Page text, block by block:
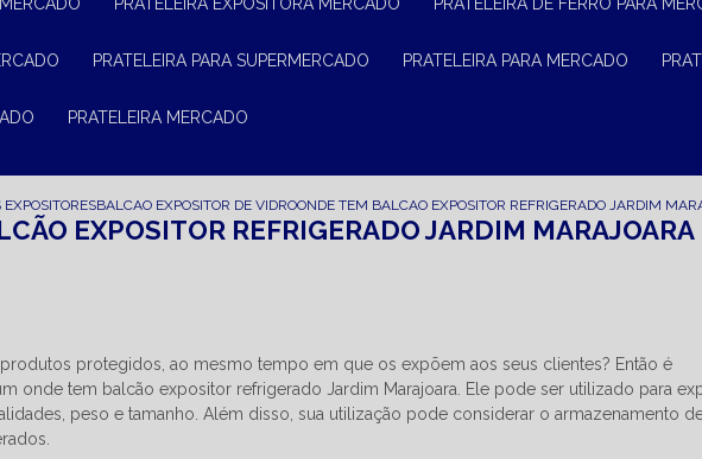
PRATELEIRA PARA SUPERMERCADO PRATELEIRA PARA MERCADO
PRATELEIRA MERCADO
EXPOSITORESBALCAO EXPOSITOR DE VIDROONDE TEM BALCAO EXPOSITOR REFRIGERADO JARDIM
EXPOSITOR REFRIGERADO JARDIM MARAJOARA
protegidos, ao mesmo tempo em que os expõem aos seus clientes? Então é
onde tem balcão expositor refrigerado Jardim Marajoara. Ele pode ser utilizado para
peso e tamanho. Além disso, sua utilização pode considerar o armazenamento